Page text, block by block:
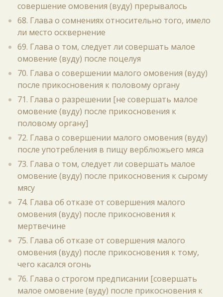
совершение омовения (вуду) прерывалось
68. Глава о сомнениях относительно того, имело
ли место осквернение
69. Глава о том, следует ли совершать малое
омовение (вуду) после поцелуя
70. Глава о совершении малого омовения (вуду)
после прикосновения к половому органу
71. Глава о разрешении [не совершать малое
омовение (вуду) после прикосновения к
половому органу]
72. Глава о совершении малого омовения (вуду)
после употребления в пищу верблюжьего мяса
73. Глава о том, следует ли совершать малое
омовение (вуду) после прикосновения к сырому
мясу
74. Глава об отказе от совершения малого
омовения (вуду) после прикосновения к
мертвечине
75. Глава об отказе от совершения малого
омовения (вуду) после прикосновения к тому,
чего касался огонь
76. Глава о строгом предписании [совершать
малое омовение (вуду) после прикосновения к